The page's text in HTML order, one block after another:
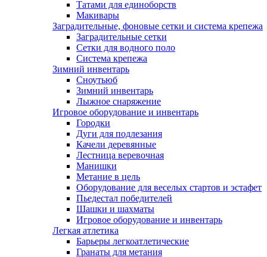
Татами для единоборств
Макивары
Заградительные, фоновые сетки и система крепежа
Заградительные сетки
Сетки для водного поло
Система крепежа
Зимний инвентарь
Сноутьюб
Зимний инвентарь
Лыжное снаряжение
Игровое оборудование и инвентарь
Городки
Дуги для подлезания
Качели деревянные
Лестница веревочная
Манишки
Метание в цель
Оборудование для веселых стартов и эстафет
Пьедестал победителей
Шашки и шахматы
Игровое оборудование и инвентарь
Легкая атлетика
Барьеры легкоатлетические
Гранаты для метания